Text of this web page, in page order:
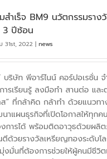
สำเร็จ BM9 นวัตกรรมราง
3 ปีซ้อน
31st, 2022 | news
พีอาร์ไนน์ คอร์ปอเรชั่น จ
การเรียนรู้ ลงมือทำ สานต่อ แล
ส” ที่กล้าคิด กล้าทำ ด้วยแนวท
แผนธุรกิจที่เปิดโอกาสให้ทุกค
การได้ พร้อมติดอาวุธด้วยผ
ด้วยรางวัลเหรียญทองระดับโ
มั่นที่ต้องการช่วยให้ผู้คนมีชีวิต